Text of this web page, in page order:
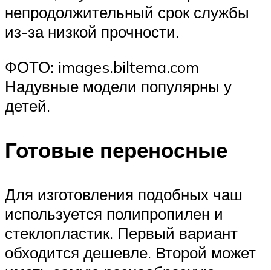
непродолжительный срок службы
из-за низкой прочности.
ФОТО: images.biltema.com
Надувные модели популярны у
детей.
Готовые переносные
Для изготовления подобных чаш
используется полипропилен и
стеклопластик. Первый вариант
обходится дешевле. Второй может